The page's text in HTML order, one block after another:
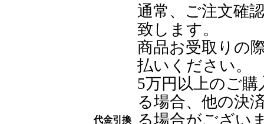
代金引換
通常、ご注文確
致します。
商品お受取りの
払いください。
5万円以上のご
る場合、他の決
る場合がござい